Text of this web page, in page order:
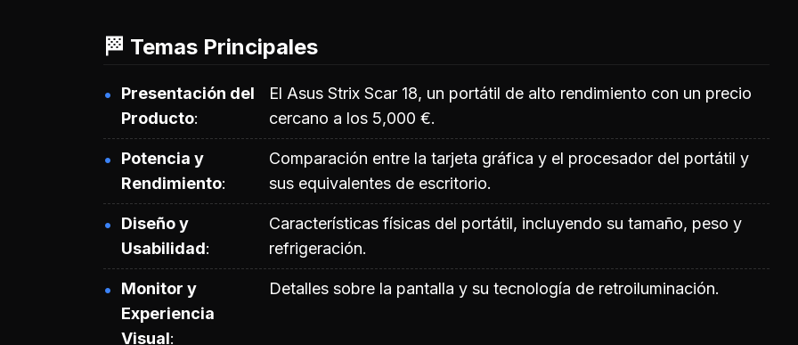
🏁 Temas Principales
Presentación del
Producto
El Asus Strix Scar 18, un portátil de alto rendimiento con un precio
cercano a los 5,000 €.
Potencia y
Rendimiento
Comparación entre la tarjeta gráfica y el procesador del portátil y
sus equivalentes de escritorio.
Diseño y
Usabilidad
Características físicas del portátil, incluyendo su tamaño, peso y
refrigeración.
Monitor y
Experiencia
Visual
Detalles sobre la pantalla y su tecnología de retroiluminación.